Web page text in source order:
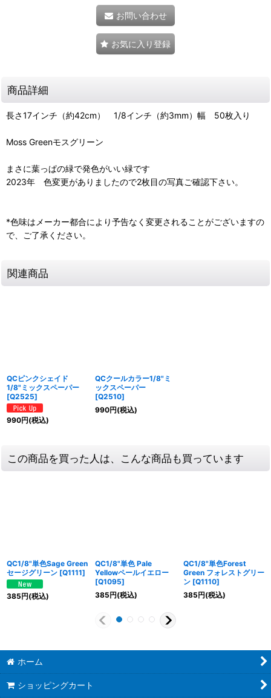
お問い合わせ
お気に入り登録
商品詳細
長さ17インチ（約42cm） 1/8インチ（約3mm）幅 50枚入り
Moss Greenモスグリーン
まさに葉っぱの緑で発色がいい緑です
2023年 色変更がありましたので2枚目の写真ご確認下さい。
*色味はメーカー都合により予告なく変更されることがございますの
で、ご了承ください。
関連商品
QCピンクシェイド
1/8"ミックスペーパー
[Q2525]
990円(税込)
QCクールカラー1/8"ミ
ックスペーパー
[Q2510]
990円(税込)
この商品を買った人は、こんな商品も買っています
QC1/8"単色Sage Green
セージグリーン [Q1111]
385円(税込)
QC1/8"単色 Pale
Yellowペールイエロー
[Q1095]
385円(税込)
QC1/8"単色Forest
Green フォレストグリー
ン [Q1110]
385円(税込)
ホーム
ショッピングカート